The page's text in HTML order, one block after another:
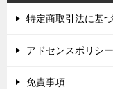
特定商取引法に基
アドセンスポリシー
免責事項